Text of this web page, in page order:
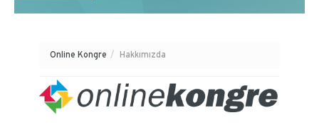
Online Kongre / Hakkımızda